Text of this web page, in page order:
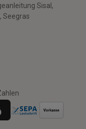
Sisal,
Seegras